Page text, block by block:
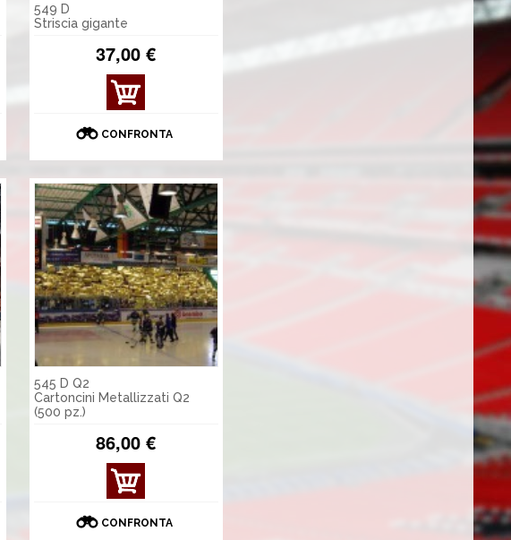
549 D
Striscia gigante
37,00 €
MOS
TRA
TAGL
I
CONFRONTA
545 D Q2
Cartoncini Metallizzati Q2
(500 pz.)
86,00 €
MOS
TRA
TAGL
CONFRONTA